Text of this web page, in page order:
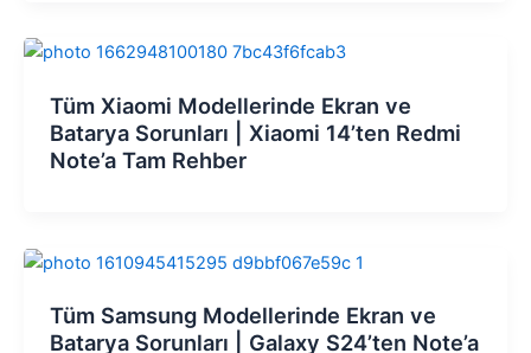
Tüm Xiaomi Modellerinde Ekran ve
Batarya Sorunları | Xiaomi 14’ten Redmi
Note’a Tam Rehber
Tüm Samsung Modellerinde Ekran ve
Batarya Sorunları | Galaxy S24’ten Note’a